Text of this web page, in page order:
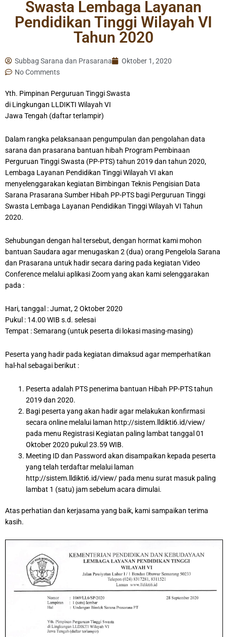
Swasta Lembaga Layanan
Pendidikan Tinggi Wilayah VI
Tahun 2020
Subbag Sarana dan Prasarana
Oktober 1, 2020
No Comments
Yth. Pimpinan Perguruan Tinggi Swasta
di Lingkungan LLDIKTI Wilayah VI
Jawa Tengah (daftar terlampir)
Dalam rangka pelaksanaan pengumpulan dan pengolahan data
sarana dan prasarana bantuan hibah Program Pembinaan
Perguruan Tinggi Swasta (PP-PTS) tahun 2019 dan tahun 2020,
Lembaga Layanan Pendidikan Tinggi Wilayah VI akan
menyelenggarakan kegiatan Bimbingan Teknis Pengisian Data
Sarana Prasarana Sumber Hibah PP-PTS bagi Perguruan Tinggi
Swasta Lembaga Layanan Pendidikan Tinggi Wilayah VI Tahun
2020.
Sehubungan dengan hal tersebut, dengan hormat kami mohon
bantuan Saudara agar menugaskan 2 (dua) orang Pengelola Sarana
dan Prasarana untuk hadir secara daring pada kegiatan Video
Conference melalui aplikasi Zoom yang akan kami selenggarakan
pada :
Hari, tanggal : Jumat, 2 Oktober 2020
Pukul : 14.00 WIB s.d. selesai
Tempat : Semarang (untuk peserta di lokasi masing-masing)
Peserta yang hadir pada kegiatan dimaksud agar memperhatikan
hal-hal sebagai berikut :
Peserta adalah PTS penerima bantuan Hibah PP-PTS tahun
2019 dan 2020.
Bagi peserta yang akan hadir agar melakukan konfirmasi
secara online melalui laman http://sistem.lldikti6.id/view/
pada menu Registrasi Kegiatan paling lambat tanggal 01
Oktober 2020 pukul 23.59 WIB.
Meeting ID dan Password akan disampaikan kepada peserta
yang telah terdaftar melalui laman
http://sistem.lldikti6.id/view/ pada menu surat masuk paling
lambat 1 (satu) jam sebelum acara dimulai.
Atas perhatian dan kerjasama yang baik, kami sampaikan terima
kasih.